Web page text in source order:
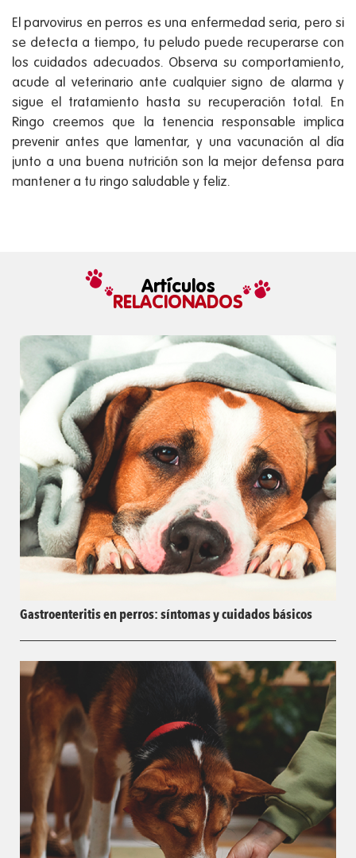
El parvovirus en perros es una enfermedad seria, pero si
se detecta a tiempo, tu peludo puede recuperarse con
los cuidados adecuados. Observa su comportamiento,
acude al veterinario ante cualquier signo de alarma y
sigue el tratamiento hasta su recuperación total. En
Ringo creemos que la tenencia responsable implica
prevenir antes que lamentar, y una vacunación al día
junto a una buena nutrición son la mejor defensa para
mantener a tu ringo saludable y feliz.
Artículos
RELACIONADOS
Gastroenteritis en perros: síntomas y cuidados básicos